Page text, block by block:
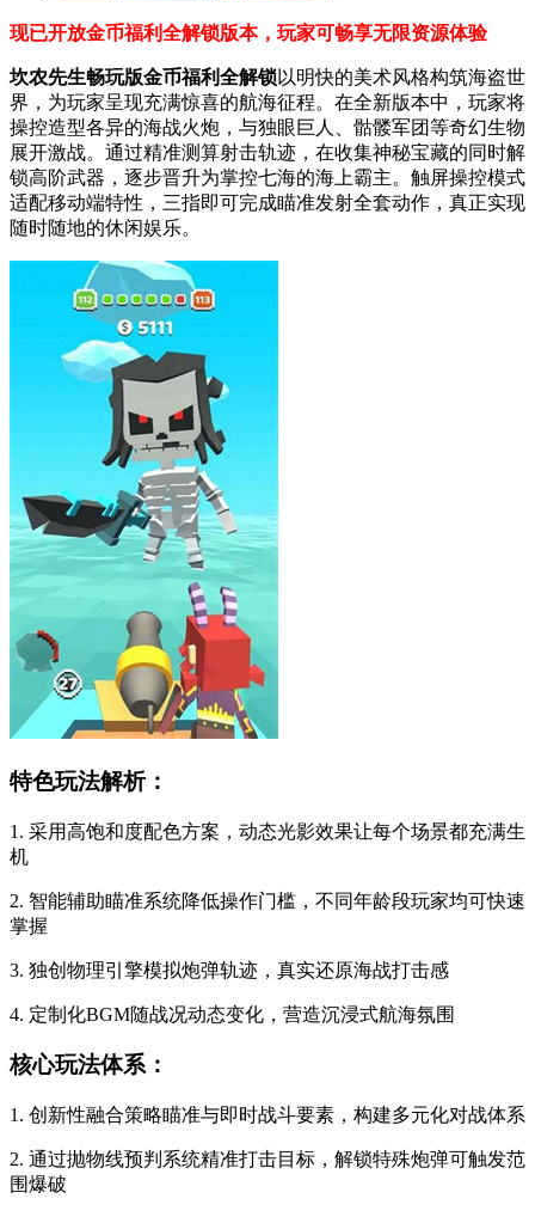
现已开放金币福利全解锁版本，玩家可畅享无限资源体验
坎农先生畅玩版金币福利全解锁以明快的美术风格构筑海盗世
界，为玩家呈现充满惊喜的航海征程。在全新版本中，玩家将
操控造型各异的海战火炮，与独眼巨人、骷髅军团等奇幻生物
展开激战。通过精准测算射击轨迹，在收集神秘宝藏的同时解
锁高阶武器，逐步晋升为掌控七海的海上霸主。触屏操控模式
适配移动端特性，三指即可完成瞄准发射全套动作，真正实现
随时随地的休闲娱乐。
特色玩法解析：
1. 采用高饱和度配色方案，动态光影效果让每个场景都充满生
机
2. 智能辅助瞄准系统降低操作门槛，不同年龄段玩家均可快速
掌握
3. 独创物理引擎模拟炮弹轨迹，真实还原海战打击感
4. 定制化BGM随战况动态变化，营造沉浸式航海氛围
核心玩法体系：
1. 创新性融合策略瞄准与即时战斗要素，构建多元化对战体系
2. 通过抛物线预判系统精准打击目标，解锁特殊炮弹可触发范
围爆破